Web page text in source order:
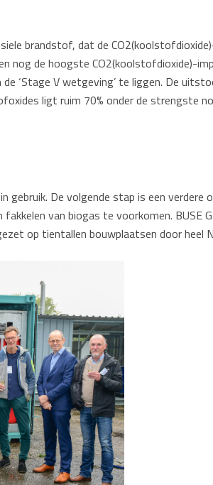
brandstof, dat de
nog de hoogste CO2(koolstofdioxide)-
‘Stage V wetgeving’ te liggen. De
ligt ruim 70% onder de strengste
De volgende stap is een verdere
van biogas te voorkomen. BUSE
op tientallen bouwplaatsen door heel